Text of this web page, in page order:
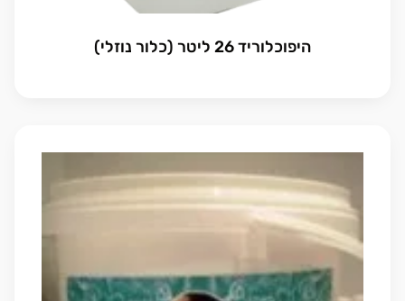
היפוכלוריד 26 ליטר (כלור נוזלי)